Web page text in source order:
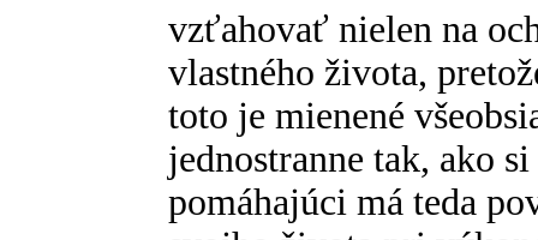
vzťahovať nielen na
vlastného života,
toto je mienené
jednostranne tak, ako
pomáhajúci má teda